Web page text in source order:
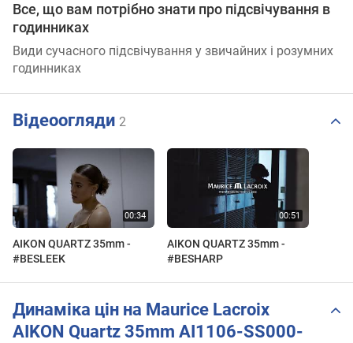
Все, що вам потрібно знати про підсвічування в
годинниках
Види сучасного підсвічування у звичайних і розумних
годинниках
Відеоогляди 2
AIKON QUARTZ 35mm -
#BESLEEK
AIKON QUARTZ 35mm -
#BESHARP
Динаміка цін на Maurice Lacroix
AIKON Quartz 35mm AI1106-SS000-